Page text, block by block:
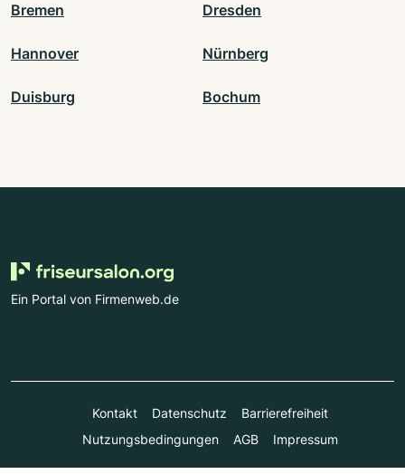
Bremen Dresden
Hannover Nürnberg
Duisburg Bochum
Ein Portal von Firmenweb.de
Kontakt Datenschutz
Barrierefreiheit
Nutzungsbedingungen
AGB Impressum